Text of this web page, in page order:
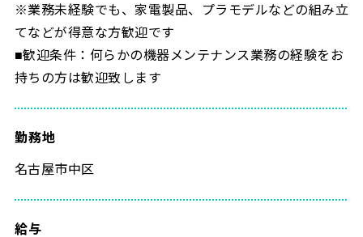
※業務未経験でも、家電製品、プラモデルなどの組み立
てなどが得意な方歓迎です
■歓迎条件：何らかの機器メンテナンス業務の経験をお
持ちの方は歓迎致します
勤務地
名古屋市中区
給与